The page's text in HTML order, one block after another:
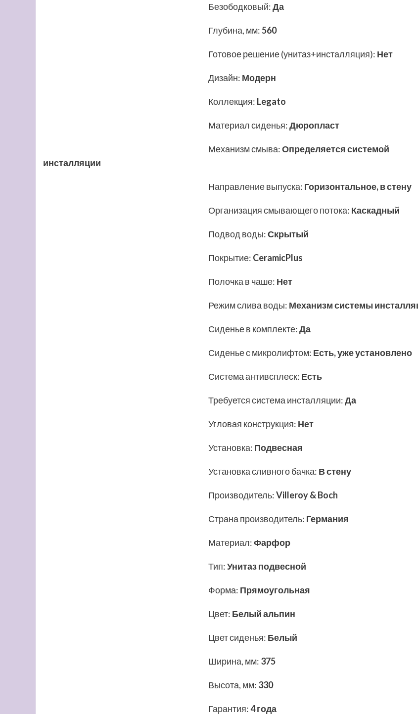
Безободковый:Да
Глубина, мм:560
Готовое решение (унитаз+инсталляция): Нет
Дизайн: Модерн
Коллекция: Legato
Материал сиденья:Дюропласт
Механизм смыва:Определяется системой
инсталляции
Направление выпуска: Горизонтальное, в стену
Организация смывающего потока: Каскадный
Подвод воды:Скрытый
Покрытие: CeramicPlus
Полочка в чаше: Нет
Режим слива воды: Механизм системы
Сиденье в комплекте:Да
Сиденье с микролифтом: Есть, уже установлено
Система антивсплеск: Есть
Требуется система инсталляции:Да
Угловая конструкция: Нет
Установка: Подвесная
Установка сливного бачка: В стену
Производитель:Villeroy & Boch
Страна производитель: Германия
Материал:Фарфор
Тип:Унитаз подвесной
Форма: Прямоугольная
Цвет: Белый альпин
Цвет сиденья: Белый
Ширина, мм: 375
Высота, мм: 330
Гарантия:4 года